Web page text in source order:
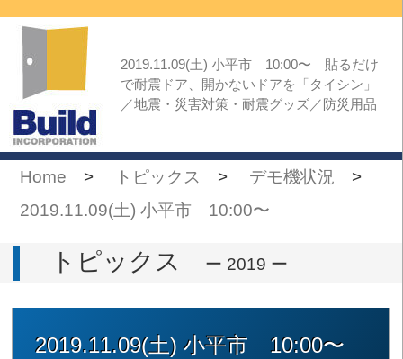
2019.11.09(土) 小平市 10:00〜｜貼るだけ
で耐震ドア、開かないドアを「タイシン」
／地震・災害対策・耐震グッズ／防災用品
Home > トピックス > デモ機状況 >
2019.11.09(土) 小平市 10:00〜
トピックス ー 2019 ー
2019.11.09(土) 小平市 10:00〜